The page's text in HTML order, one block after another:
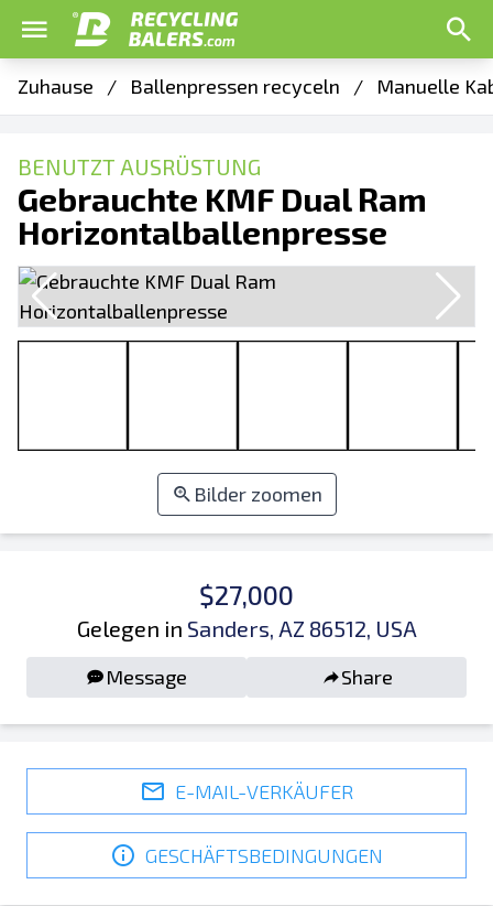
Zuhause / Ballenpressen recyceln / Manuelle
BENUTZT AUSRÜSTUNG
Gebrauchte KMF Dual Ram
Horizontalballenpresse
Bilder zoomen
$27,000
Gelegen in Sanders, AZ 86512, USA
Message Share
E-MAIL-VERKÄUFER
GESCHÄFTSBEDINGUNGEN